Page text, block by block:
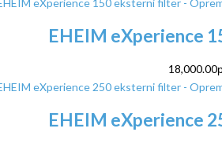
EHEIM eXperience
18,000.00
EHEIM eXperience